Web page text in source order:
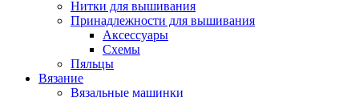
Нитки для вышивания
Принадлежности для вышивания
Аксессуары
Схемы
Пяльцы
Вязание
Вязальные машинки